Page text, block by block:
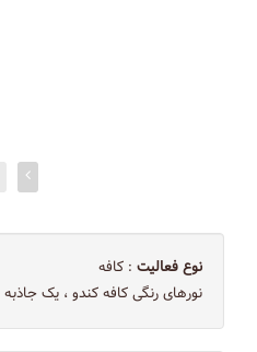
نوع فعالیت : کافه
نورهای رنگی کافه کندو ، یک